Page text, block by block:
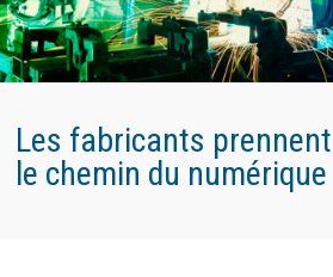
Les fabricants prennent
le chemin du numérique